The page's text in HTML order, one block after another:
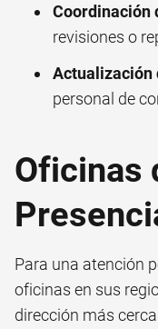
Coordinación
revisiones o
Actualización
personal de
Oficinas
Para una atención
oficinas en sus
dirección más